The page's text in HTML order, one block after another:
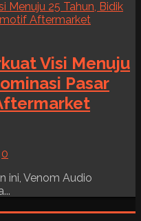
Visi Menuju
Pasar
0
ini, Venom Audio